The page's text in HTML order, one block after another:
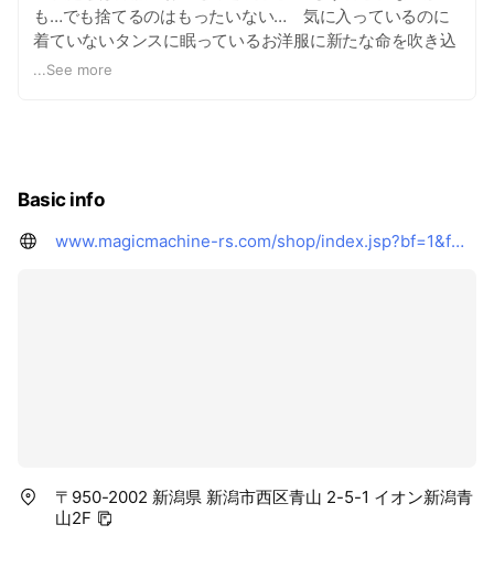
も…でも捨てるのはもったいない… 気に入っているのに
着ていないタンスに眠っているお洋服に新たな命を吹き込
むことで、再びぬくもりを感じていただきたい。 それが
...See more
Basic info
www.magicmachine-rs.com/shop/index.jsp?bf=1&fmt=6&shopid=569
〒950-2002 新潟県 新潟市西区青山 2-5-1 イオン新潟青
山2F